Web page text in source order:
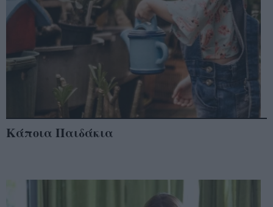
Κάποια Παιδάκια